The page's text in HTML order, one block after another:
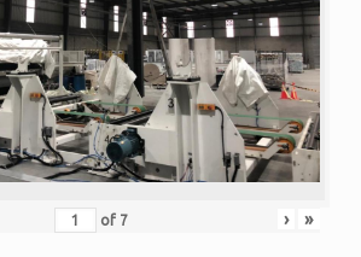
of 7 › »